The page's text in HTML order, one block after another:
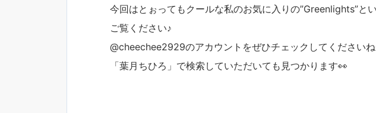
今回はとぉってもクールな私のお気に入りの”Greenlights”と
ご覧ください♪
@cheechee2929のアカウントをぜひチェックしてください
「葉月ちひろ」で検索していただいても見つかります👀